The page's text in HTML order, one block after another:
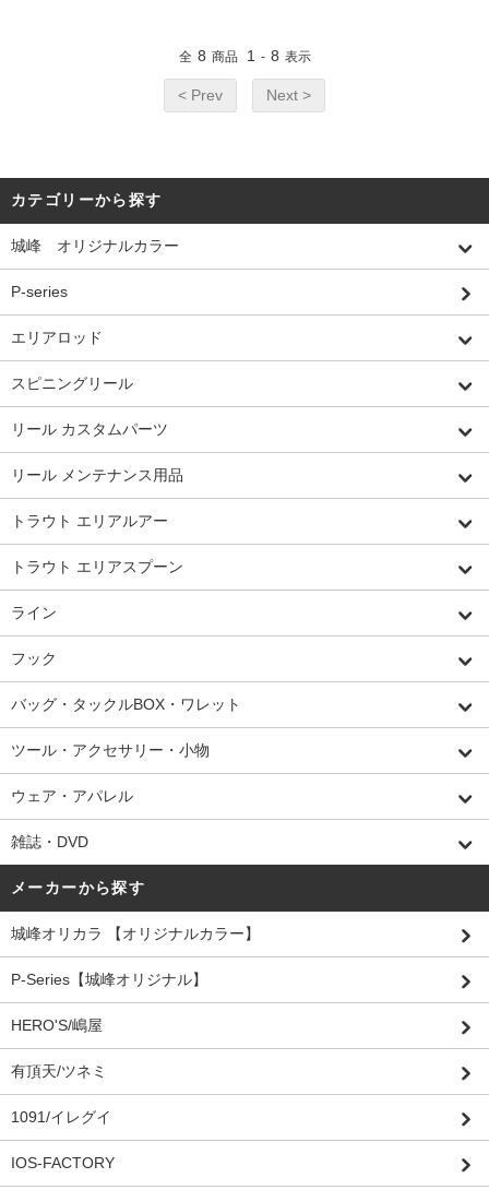
全 8 商品 1 - 8 表示
< Prev Next >
カテゴリーから探す
城峰 オリジナルカラー
P-series
エリアロッド
スピニングリール
リール カスタムパーツ
リール メンテナンス用品
トラウト エリアルアー
トラウト エリアスプーン
ライン
フック
バッグ・タックルBOX・ワレット
ツール・アクセサリー・小物
ウェア・アパレル
雑誌・DVD
メーカーから探す
城峰オリカラ 【オリジナルカラー】
P-Series【城峰オリジナル】
HERO'S/嶋屋
有頂天/ツネミ
1091/イレグイ
IOS-FACTORY